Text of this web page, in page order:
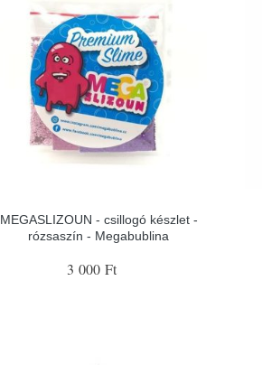
MEGASLIZOUN - csillogó készlet -
rózsaszín - Megabublina
3 000 Ft